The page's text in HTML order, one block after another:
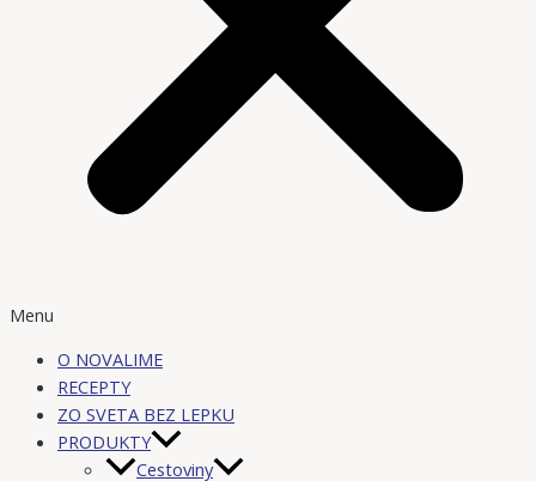
Menu
O NOVALIME
RECEPTY
ZO SVETA BEZ LEPKU
PRODUKTY
Cestoviny